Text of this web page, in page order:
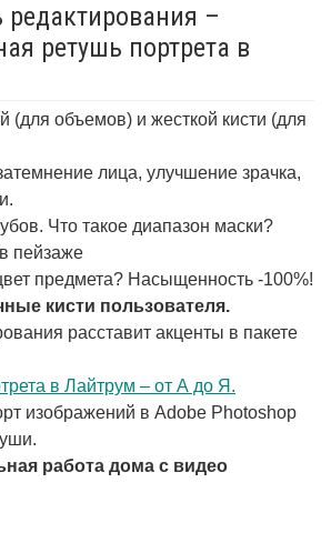
редактирования –
ретушь портрета в
(для объемов) и жесткой кисти (для
лица, улучшение зрачка,
Что такое диапазон маски?
пейзаже
предмета? Насыщенность -100%!
кисти пользователя.
расставит акценты в пакете
в Лайтрум – от А до Я.
изображений в Adobe Photoshop
работа дома с видео